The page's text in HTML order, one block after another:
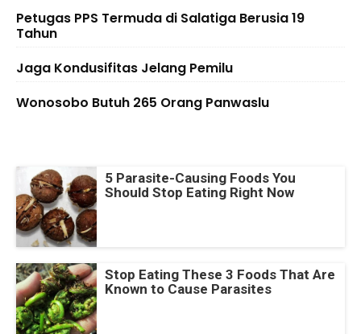
Petugas PPS Termuda di Salatiga Berusia 19
Tahun
Jaga Kondusifitas Jelang Pemilu
Wonosobo Butuh 265 Orang Panwaslu
5 Parasite-Causing Foods You
Should Stop Eating Right Now
Stop Eating These 3 Foods That Are
Known to Cause Parasites